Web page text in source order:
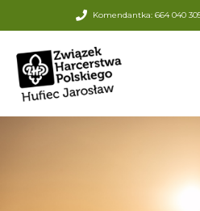
Komendantka: 664 040